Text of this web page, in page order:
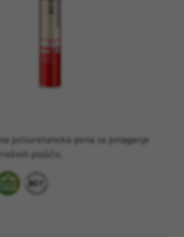
poliuretanska pena za polaganje
ploščic.